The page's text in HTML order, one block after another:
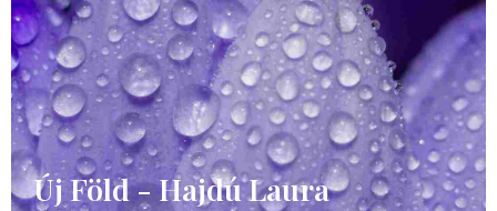
Új Föld - Hajdú Laura